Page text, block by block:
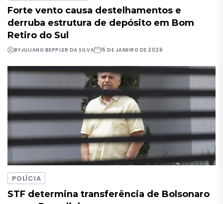
Forte vento causa destelhamentos e
derruba estrutura de depósito em Bom
Retiro do Sul
BYJULIANO BEPPLER DA SILVA 15 DE JANEIRO DE 2026
POLÍCIA
STF determina transferência de Bolsonaro